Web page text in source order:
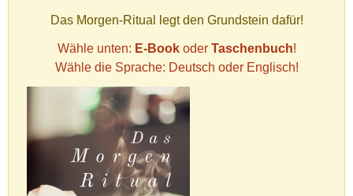
Das Morgen-Ritual legt den Grundstein dafür!
Wähle unten: E-Bookoder Taschenbuch!
Wähle die Sprache: Deutsch oder Englisch!